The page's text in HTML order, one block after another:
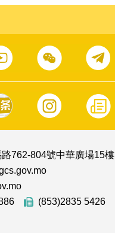
762-804號中華廣場15樓
(853)2835 5426